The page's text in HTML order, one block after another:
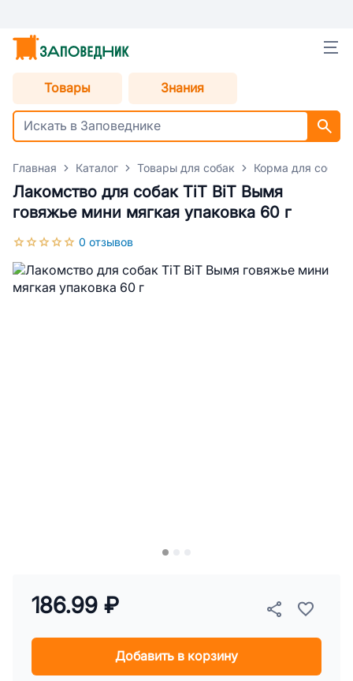
Товары Знания
Главная Каталог Товары для собак Корма для собак
Лакомство для собак TiT BiT Вымя
говяжье мини мягкая упаковка 60 г
0 отзывов
186.99 ₽
Добавить в корзину